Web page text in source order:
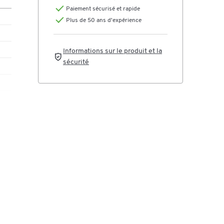
Paiement sécurisé et rapide
Plus de 50 ans d'expérience
Informations sur le produit et la
sécurité